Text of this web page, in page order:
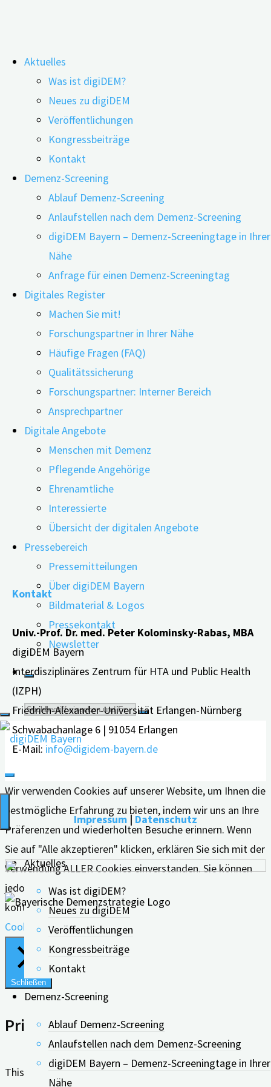
Inhalt
springen
Aktuelles
Was ist digiDEM?
Neues zu digiDEM
Veröffentlichungen
Kongressbeiträge
Kontakt
Demenz-Screening
Ablauf Demenz-Screening
Anlaufstellen nach dem Demenz-Screening
digiDEM Bayern – Demenz-Screeningtage in Ihrer
Nähe
Anfrage für einen Demenz-Screeningtag
Digitales Register
Machen Sie mit!
Forschungspartner in Ihrer Nähe
Häufige Fragen (FAQ)
Qualitätssicherung
Forschungspartner: Interner Bereich
Ansprechpartner
Digitale Angebote
Menschen mit Demenz
Pflegende Angehörige
Ehrenamtliche
Interessierte
Übersicht der digitalen Angebote
Pressebereich
Pressemitteilungen
Über digiDEM Bayern
Bildmaterial & Logos
Pressekontakt
Newsletter
Suche
nach:
Aktuelles
Was ist digiDEM?
Neues zu digiDEM
Veröffentlichungen
Kongressbeiträge
Kontakt
Demenz-Screening
Ablauf Demenz-Screening
Anlaufstellen nach dem Demenz-Screening
digiDEM Bayern – Demenz-Screeningtage in Ihrer
Nähe
Schlagwort:Alkoholproblem
Wenn Menschen mit Demenz sich selbst
verletzen
26.04.202418.07.2024
Wann und inwiefern verletzen Menschen mit Demenz
sich selbst? Um darüber zu Erkenntnissen zu gelangen,
haben australische Forschende über einen Zeitraum von
13 Jahren zahlreiche Daten erhoben und ausgewertet.
Demnach waren Männer mit Demenz und Menschen mit
komplexen psychiatrischen Profilen dem größten Risiko
ausgesetzt, sich selbst zu verletzen. Die Diagnose …
weiterlesen
Menschen
mit
Demenz
sich
selbst
verletzen"
Kontakt
Univ.-Prof. Dr. med. Peter Kolominsky-Rabas, MBA
digiDEM Bayern
Interdisziplinäres Zentrum für HTA und Public Health
(IZPH)
Friedrich-Alexander-Universität Erlangen-Nürnberg
Schwabachanlage 6 | 91054 Erlangen
E-Mail: info@digidem-bayern.de
Impressum | Datenschutz
Wir verwenden Cookies auf unserer Website, um Ihnen die
bestmögliche Erfahrung zu bieten, indem wir uns an Ihre
Präferenzen und wiederholten Besuche erinnern. Wenn
Sie auf "Alle akzeptieren" klicken, erklären Sie sich mit der
Verwendung ALLER Cookies einverstanden. Sie können
jedoch die "Cookie-Einstellungen" besuchen, um eine
kontrollierte Zustimmung zu erteilen.
Cookie Einstellungen Alle Akzeptieren
Schließen
Privacy Overview
This website uses cookies to improve your experience